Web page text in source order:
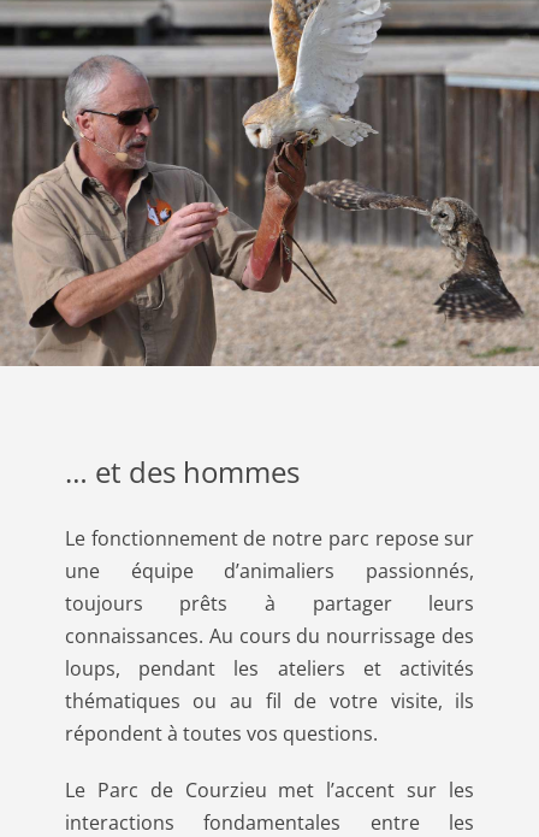
… et des hommes
Le fonctionnement de notre parc repose sur
une équipe d’animaliers passionnés,
toujours prêts à partager leurs
connaissances. Au cours du nourrissage des
loups, pendant les ateliers et activités
thématiques ou au fil de votre visite, ils
répondent à toutes vos questions.
Le Parc de Courzieu met l’accent sur les
interactions fondamentales entre les